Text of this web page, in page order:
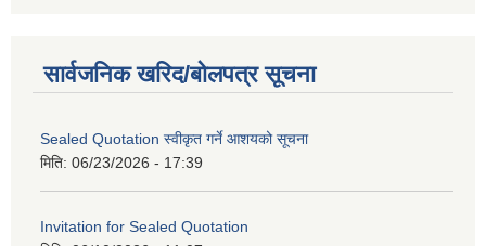
सार्वजनिक खरिद/बोलपत्र सूचना
Sealed Quotation स्वीकृत गर्ने आशयको सूचना
मिति: 06/23/2026 - 17:39
Invitation for Sealed Quotation